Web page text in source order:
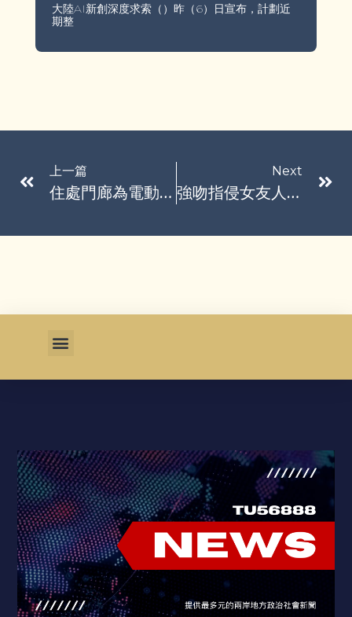
大陸AI新創深度求索（）昨（6）日宣布，計劃近
期整
上一篇
住處門廊為電動自行車充電 深夜引發火警…5車受損
Next
強吻指侵女友人還瞎扯遭仙人跳 性侵犯一躲23年…判刑下場曝